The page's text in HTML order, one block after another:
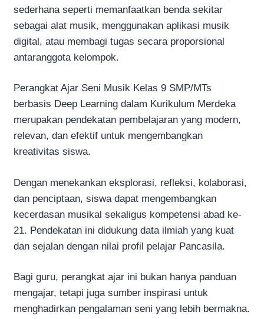
sederhana seperti memanfaatkan benda sekitar
sebagai alat musik, menggunakan aplikasi musik
digital, atau membagi tugas secara proporsional
antaranggota kelompok.
Perangkat Ajar Seni Musik Kelas 9 SMP/MTs
berbasis Deep Learning dalam Kurikulum Merdeka
merupakan pendekatan pembelajaran yang modern,
relevan, dan efektif untuk mengembangkan
kreativitas siswa.
Dengan menekankan eksplorasi, refleksi, kolaborasi,
dan penciptaan, siswa dapat mengembangkan
kecerdasan musikal sekaligus kompetensi abad ke-
21. Pendekatan ini didukung data ilmiah yang kuat
dan sejalan dengan nilai profil pelajar Pancasila.
Bagi guru, perangkat ajar ini bukan hanya panduan
mengajar, tetapi juga sumber inspirasi untuk
menghadirkan pengalaman seni yang lebih bermakna.